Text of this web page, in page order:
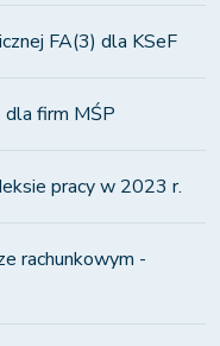
FA(3) dla KSeF
dla firm MŚP
pracy w 2023 r.
rachunkowym -